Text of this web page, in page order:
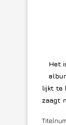
Het
lijkt te
zaagt